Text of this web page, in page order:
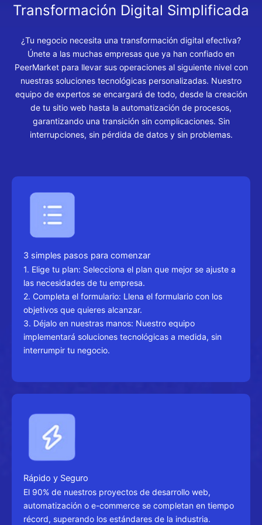
Transformación Digital Simplificada
¿Tu negocio necesita una transformación digital efectiva?
Únete a las muchas empresas que ya han confiado en
PeerMarket para llevar sus operaciones al siguiente nivel con
nuestras soluciones tecnológicas personalizadas. Nuestro
equipo de expertos se encargará de todo, desde la creación
de tu sitio web hasta la automatización de procesos,
garantizando una transición sin complicaciones. Sin
interrupciones, sin pérdida de datos y sin problemas.
3 simples pasos para comenzar
1. Elige tu plan: Selecciona el plan que mejor se ajuste a
las necesidades de tu empresa.
2. Completa el formulario: Llena el formulario con los
objetivos que quieres alcanzar.
3. Déjalo en nuestras manos: Nuestro equipo
implementará soluciones tecnológicas a medida, sin
interrumpir tu negocio.
Rápido y Seguro
El 90% de nuestros proyectos de desarrollo web,
automatización o e-commerce se completan en tiempo
récord, superando los estándares de la industria.